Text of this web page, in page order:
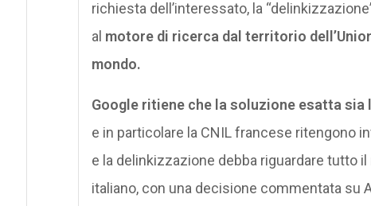
richiesta dell’interessato, la
al motore di ricerca dal territorio
mondo.
Google ritiene che la soluzione esatta
e in particolare la CNIL francese ritengono
e la delinkizzazione debba riguardare tutto
italiano, con una decisione commentata su